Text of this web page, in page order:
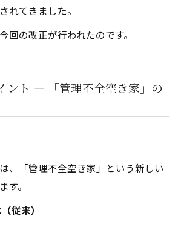
れてきました。
回の改正が行われたのです。
ント ― 「管理不全空き家」の
、「管理不全空き家」という新しい
す。
従来）